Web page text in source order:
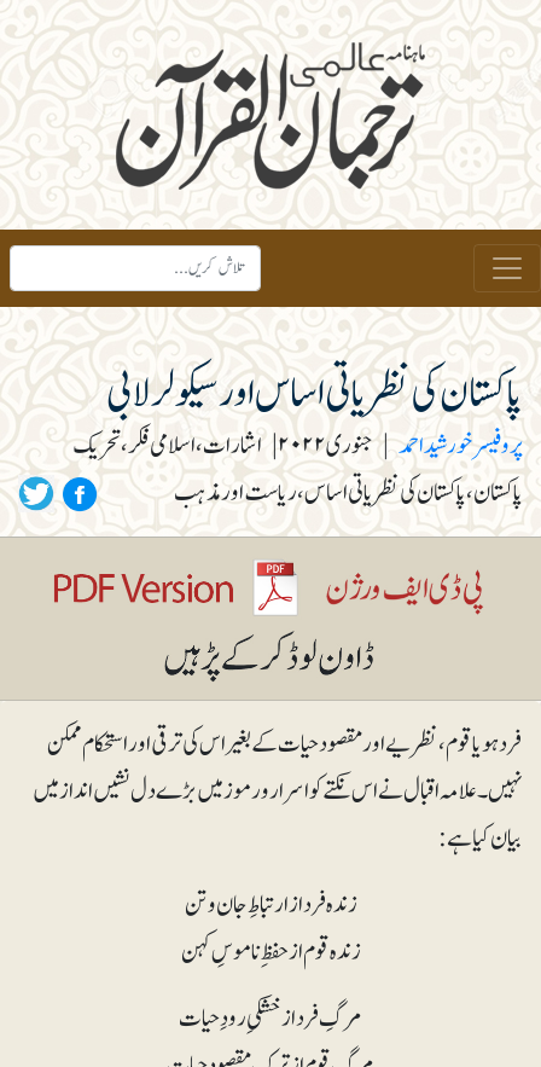
پاکستان کی نظریاتی اساس اور سیکولر لابی
پروفیسر خورشید احمد | جنوری ۲۰۲۲ | اشارات، اسلامی فکر، تحریک
پاکستان، پاکستان کی نظریاتی اساس، ریاست اور مذہب
فرد ہو یا قوم، نظریے اور مقصود حیات کے بغیر اس کی ترقی اور استحکام ممکن
نہیں۔ علامہ اقبال نے اس نکتے کو اسرار و رموز میں بڑے دل نشیں انداز میں
بیان کیا ہے:
زندہ فرد از ارتباطِ جان و تن
زندہ قوم از حفظِ ناموسِ کہن
مرگِ فرد از خشکیِ رودِ حیات